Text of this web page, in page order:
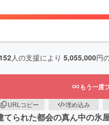
152人の支援により 5,055,000円
もう一度
URLコピー 埋め込み
られた都会の真ん中の